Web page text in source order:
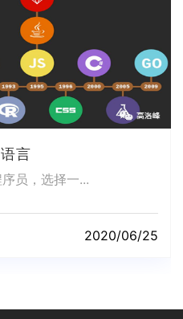
言
员，选择一...
2020/06/25